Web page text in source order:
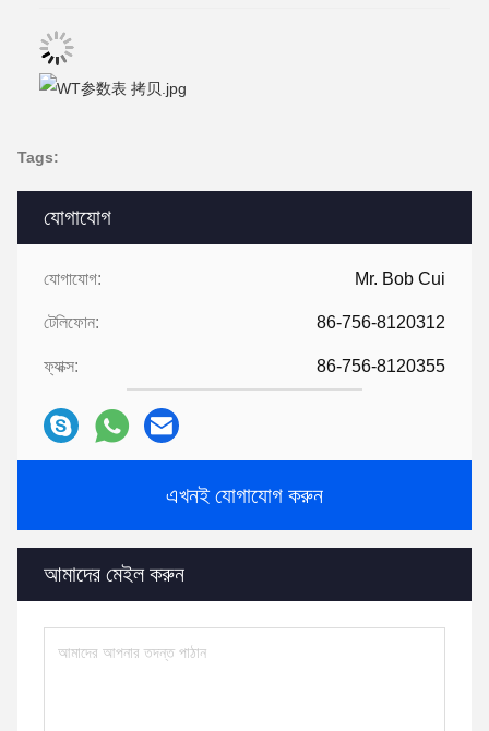
যোগাযোগ
যোগাযোগ: Mr. Bob Cui
টেলিফোন: 86-756-8120312
ফ্যাক্স: 86-756-8120355
এখনই যোগাযোগ করুন
আমাদের মেইল ​​করুন
Tags: